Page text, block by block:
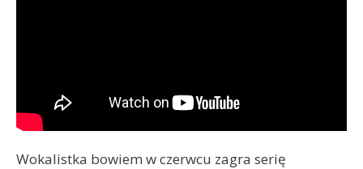
Wokalistka bowiem w czerwcu zagra serię